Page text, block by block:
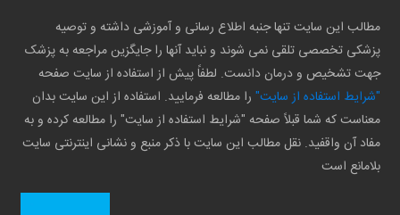
مطالب این سایت تنها جنبه اطلاع رسانی و آموزشی داشته و توصیه
پزشکی تخصصی تلقی نمی شوند و نباید آنها را جایگزین مراجعه به پزشک
جهت تشخیص و درمان دانست. لطفاً پیش از استفاده از سایت صفحه
"شرایط استفاده از سایت" را مطالعه فرمایید. استفاده از این سایت بدان
معناست که شما قبلاً صفحه "شرایط استفاده از سایت" را مطالعه کرده و به
مفاد آن واقفید. نقل مطالب این سایت با ذکر منبع و نشانی اینترنتی سایت
بلامانع است